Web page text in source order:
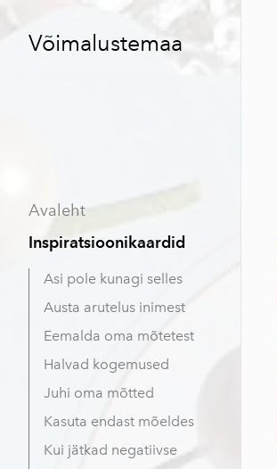
Võimalustemaa
Avaleht
Inspiratsioonikaardid
Asi pole kunagi selles
Austa arutelus inimest
Eemalda oma mõtetest
Halvad kogemused
Juhi oma mõtted
Kasuta endast mõeldes
Kui jätkad negatiivse